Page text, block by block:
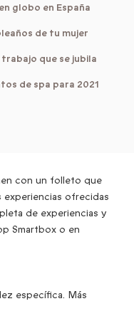
globo en España
de tu mujer
que se jubila
de spa para 2021
con un folleto que
experiencias ofrecidas
de experiencias y
Smartbox o en
específica. Más